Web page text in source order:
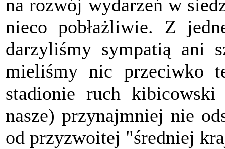
na rozwój wydarzeń w
nieco pobłażliwie. Z
darzyliśmy sympatią ani
mieliśmy nic przeciwko
stadionie ruch
nasze) przynajmniej nie
od przyzwoitej "średniej